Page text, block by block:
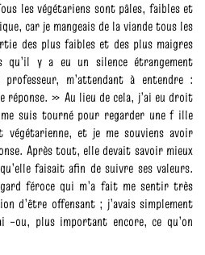
les végétariens sont pâles, faibles et
car je mangeais de la viande tous les
des plus faibles et des plus maigres
qu’il y a eu un silence étrangement
m’attendant à entendre :
réponse. » Au lieu de cela, j’ai eu droit
suis tourné pour regarder une f ille
et je me souviens avoir
Après tout, elle devait savoir mieux
faisait afin de suivre ses valeurs.
féroce qui m’a fait me sentir très
d’être offensant ; j’avais simplement
plus important encore, ce qu’on